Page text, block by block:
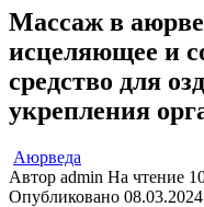
Массаж в
исцеляющее и
средство для
укрепления
Аюрведа
Автор admin На чтение
Опубликовано 08.03.2024